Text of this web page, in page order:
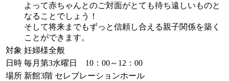
よって赤ちゃんとのご対面がとても待ち遠しいものと
なることでしょう！
そして将来までもずっと信頼し合える親子関係を築く
ことができます。
対象 妊婦様全般
日時 毎月第3水曜日 10：00～12：00
場所 新館3階 セレブレーションホール